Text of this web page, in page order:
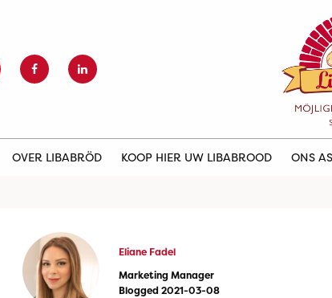
OVER LIBABRÖD KOOP HIER UW LIBABROOD ONS
Eliane Fadel
Marketing Manager
Blogged 2021-03-08